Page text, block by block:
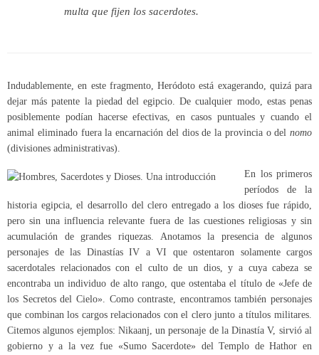
multa que fijen los sacerdotes.
Indudablemente, en este fragmento, Heródoto está exagerando, quizá para
dejar más patente la piedad del egipcio. De cualquier modo, estas penas
posiblemente podían hacerse efectivas, en casos puntuales y cuando el
animal eliminado fuera la encarnación del dios de la provincia o del nomo
(divisiones administrativas).
En los primeros
períodos de la
historia egipcia, el desarrollo del clero entregado a los dioses fue rápido,
pero sin una influencia relevante fuera de las cuestiones religiosas y sin
acumulación de grandes riquezas. Anotamos la presencia de algunos
personajes de las Dinastías IV a VI que ostentaron solamente cargos
sacerdotales relacionados con el culto de un dios, y a cuya cabeza se
encontraba un individuo de alto rango, que ostentaba el título de «Jefe de
los Secretos del Cielo». Como contraste, encontramos también personajes
que combinan los cargos relacionados con el clero junto a títulos militares.
Citemos algunos ejemplos: Nikaanj, un personaje de la Dinastía V, sirvió al
gobierno y a la vez fue «Sumo Sacerdote» del Templo de Hathor en